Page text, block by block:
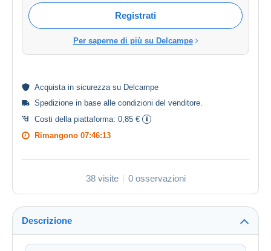
Registrati
Per saperne di più su Delcampe
Acquista in sicurezzasu Delcampe
Spedizione in base alle condizioni del venditore.
Costi della piattaforma: 0,85 €
Rimangono 07:46:13
38 visite 0 osservazioni
Descrizione